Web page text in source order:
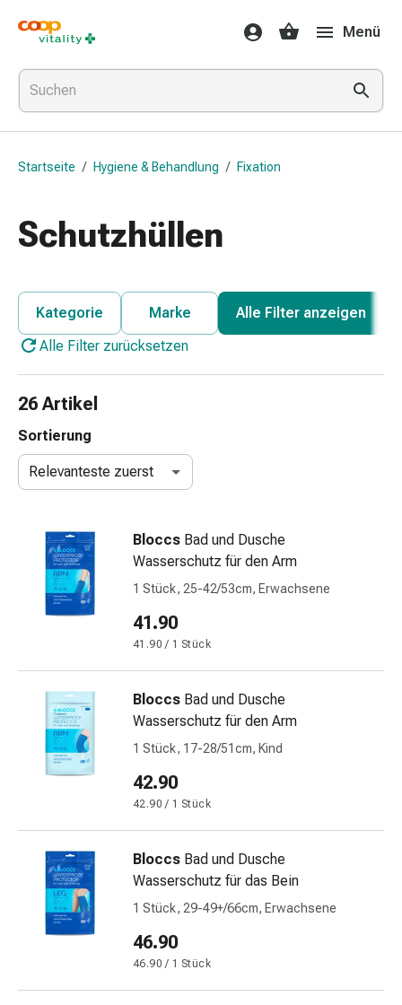
Medikamente
&
Gesundheit
Grippe
&
Erkältung
Grippe-
Erkältung
Medikamente
Bronchitis
Inhalationsgeräte
Schnupfen
Wund-
Elastische
Wundbinden
Kompressen
Fixationspflaster
Gazen
Kompressionsbinden
Pflaster
Pflasterbinden,
Zubehör
Schlauch-
Verbandsmaterial
Verbrennungen
Verbandwechsel-
Sets
Wundauflagen
Menü
Startseite / Hygiene & Behandlung / Fixation
Schutzhüllen
Kategorie Marke
Alle Filter anzeigen
Alle Filter zurücksetzen
26 Artikel
Sortierung
Relevanteste zuerst
Bloccs Bad und Dusche
Wasserschutz für den Arm
1 Stück, 25-42/53cm, Erwachsene
41.90
41.90 / 1 Stück
Bloccs Bad und Dusche
Wasserschutz für den Arm
1 Stück, 17-28/51cm, Kind
42.90
42.90 / 1 Stück
Bloccs Bad und Dusche
Wasserschutz für das Bein
1 Stück, 29-49+/66cm, Erwachsene
46.90
46.90 / 1 Stück